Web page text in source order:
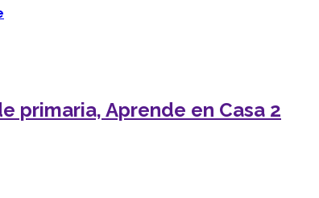
primaria, Aprende en Casa 2